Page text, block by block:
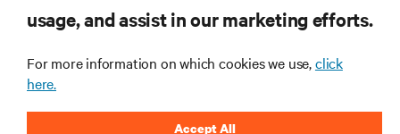
usage, and assist in our marketing efforts.
For more information on which cookies we use,click
here.
Accept All